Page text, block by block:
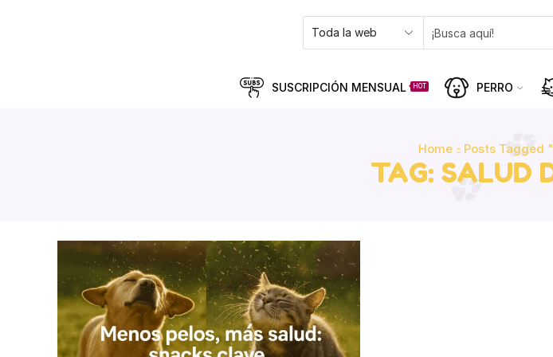
SUSCRIPCIÓN MENSUAL HOT PERRO
Home Posts Tagged
TAG: SALUD